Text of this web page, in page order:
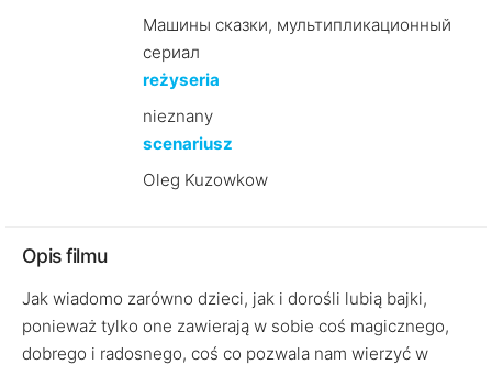
Машины сказки, мультипликационный
сериал
reżyseria
nieznany
scenariusz
Oleg Kuzowkow
Opis filmu
Jak wiadomo zarówno dzieci, jak i dorośli lubią bajki,
ponieważ tylko one zawierają w sobie coś magicznego,
dobrego i radosnego, coś co pozwala nam wierzyć w